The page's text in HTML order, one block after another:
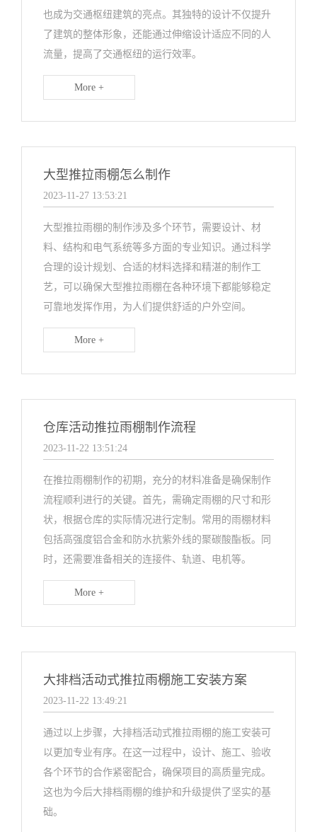
也成为交通枢纽建筑的亮点。其独特的设计不仅提升
了建筑的整体形象，还能通过伸缩设计适应不同的人
流量，提高了交通枢纽的运行效率。
More +
大型推拉雨棚怎么制作
2023-11-27 13:53:21
大型推拉雨棚的制作涉及多个环节，需要设计、材
料、结构和电气系统等多方面的专业知识。通过科学
合理的设计规划、合适的材料选择和精湛的制作工
艺，可以确保大型推拉雨棚在各种环境下都能够稳定
可靠地发挥作用，为人们提供舒适的户外空间。
More +
仓库活动推拉雨棚制作流程
2023-11-22 13:51:24
在推拉雨棚制作的初期，充分的材料准备是确保制作
流程顺利进行的关键。首先，需确定雨棚的尺寸和形
状，根据仓库的实际情况进行定制。常用的雨棚材料
包括高强度铝合金和防水抗紫外线的聚碳酸酯板。同
时，还需要准备相关的连接件、轨道、电机等。
More +
大排档活动式推拉雨棚施工安装方案
2023-11-22 13:49:21
通过以上步骤，大排档活动式推拉雨棚的施工安装可
以更加专业有序。在这一过程中，设计、施工、验收
各个环节的合作紧密配合，确保项目的高质量完成。
这也为今后大排档雨棚的维护和升级提供了坚实的基
础。